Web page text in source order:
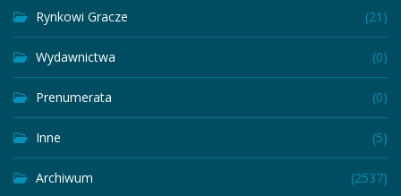
Rynkowi Gracze (21)
Wydawnictwa (0)
Prenumerata (0)
Inne (5)
Archiwum (2537)